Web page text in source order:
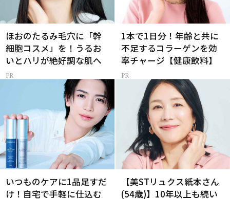
ほおのたるみ毛穴に「幹
細胞コスメ」を！うるお
いとハリが絶好調な肌へ
1本で1日分！年齢と共に
不足するコラーゲンを効
率チャージ【健康飲料】
いつものケアに1品足すだ
け！自宅で手軽に仕込む
【美STリュクス紙本さん
(54歳)】10年以上も続い